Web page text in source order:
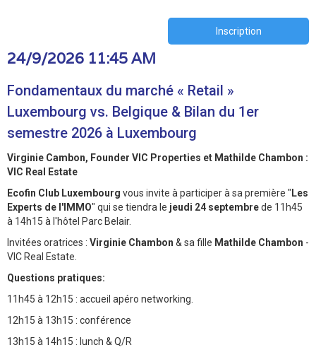
Inscription
24/9/2026 11:45 AM
Fondamentaux du marché « Retail »
Luxembourg vs. Belgique & Bilan du 1er
semestre 2026 à Luxembourg
Virginie Cambon, Founder VIC Properties et Mathilde Chambon :
VIC Real Estate
Ecofin Club Luxembourg vous invite à participer à sa première "Les
Experts de l'IMMO" qui se tiendra le jeudi 24 septembrede 11h45
à 14h15 à l'hôtel Parc Belair.
Invitées oratrices : Virginie Chambon & sa fille Mathilde Chambon -
VIC Real Estate.
Questions pratiques:
11h45 à 12h15 : accueil apéro networking.
12h15 à 13h15 : conférence
13h15 à 14h15 : lunch & Q/R